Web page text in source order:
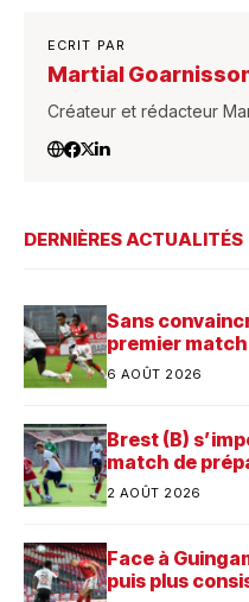
ECRIT PAR
Martial
Créateur et rédacteur
DERNIÈRES ACTUALITÉS
Sans
premier
Saint-Brieuc
6 AOÛT 2026
Brest (B)
match de
2 AOÛT 2026
Face à
puis plus